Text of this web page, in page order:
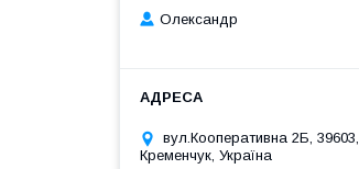
Олександр
вул.Кооперативна 2Б, 39603,
Кременчук, Україна